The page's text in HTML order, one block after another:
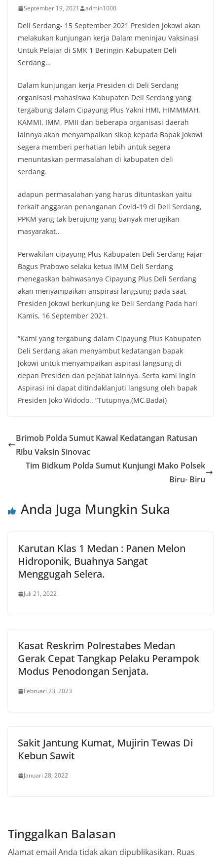
September 19, 2021 admin1000
Deli Serdang- 15 September 2021 Presiden Jokowi akan
melakukan kunjungan kerja Dalam meninjau Vaksinasi
Untuk Pelajar di SMK 1 Beringin Kabupaten Deli
Serdang…
Dalam kunjungan kerja Presiden di Deli Serdang
organisasi mahasiswa Kabupaten Deli Serdang yang
tergabung dalam Cipayung Plus Yakni HMI, HIMMMAH,
KAMMI, IMM, PMII dan beberapa organisasi daerah
lainnya akan menyampaikan sikap kepada Bapak Jokowi
segera memberi perhatian lebih untuk segera
menuntaskan permasalahan di kabupaten deli
serdang.
adapun permasalahan yang harus dituntaskan yaitu
terkait anggaran penanganan Covid-19 di Deli Serdang,
PPKM yang tak berujung yang banyak merugikan
masyarakat..
Perwakilan cipayung Plus Kabupaten Deli Serdang Fajar
Bagus Prabowo selaku ketua IMM Deli Serdang
menegaskan bahwasanya Cipayung Plus Deli Serdang
akan menyampaikan anspirasi langsung pada saat
Presiden Jokowi berkunjung ke Deli Serdang Pada hari
Kamis, 16 September 2021.
“Kami yang tergabung dalam Cipayung Plus Kabupaten
Deli Serdang akan menyambut kedatangan bapak
Jokowi untuk menyampaikan aspirasi langsung di
depan Presiden dan pejabat lainnya. Serta kami ingin
Aspirasi ini dapat ditindaklanjuti langsung oleh bapak
Presiden Joko Widodo.. “Tutupnya.(MC.Badai)
Brimob Polda Sumut Kawal Kedatangan Ratusan
Ribu Vaksin Sinovac
Tim Bidkum Polda Sumut Kunjungi Mako Polsek
Biru- Biru
Anda Juga Mungkin Suka
Karutan Klas 1 Medan : Panen Melon
Hidroponik, Buahnya Sangat
Menggugah Selera.
Juli 21, 2022
Kasat Reskrim Polrestabes Medan
Gerak Cepat Tangkap Pelaku Perampok
Modus Penodongan Senjata.
Februari 23, 2023
Sakit Jantung Kumat, Mujirin Tewas Di
Kebun Sawit
Januari 28, 2022
Tinggalkan Balasan
Alamat email Anda tidak akan dipublikasikan. Ruas